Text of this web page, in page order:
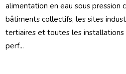
alimentation en eau sous pression
bâtiments collectifs, les sites
tertiaires et toutes les installations
perf...